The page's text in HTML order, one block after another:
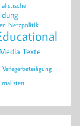
Netzpolitik
Texte
Verlegerbeteiligung